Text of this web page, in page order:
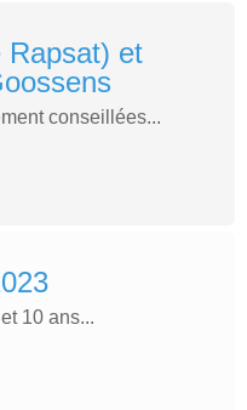
Rapsat) et
conseillées...
10 ans...